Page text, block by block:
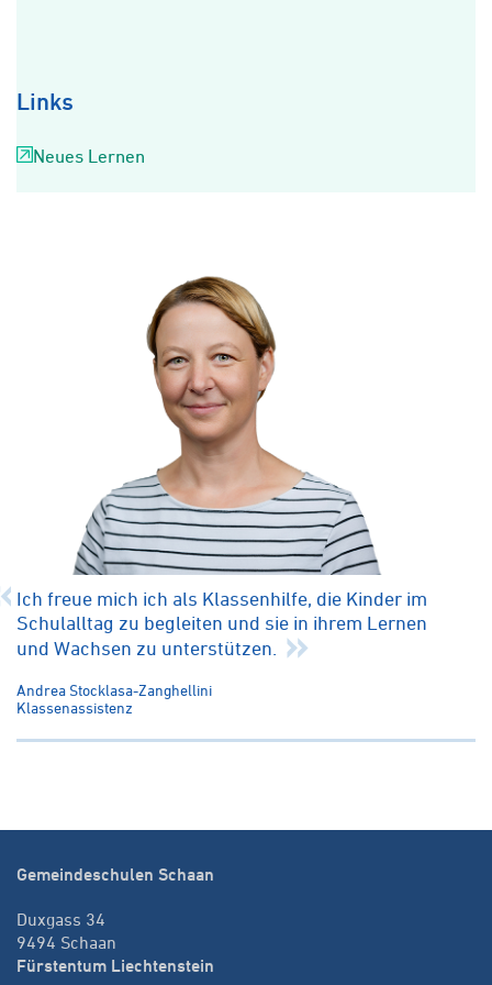
Links
Neues Lernen
Ich freue mich ich als Klassenhilfe, die Kinder im
Schulalltag zu begleiten und sie in ihrem Lernen
und Wachsen zu unterstützen.
Andrea Stocklasa-Zanghellini
Klassenassistenz
Gemeindeschulen Schaan
Duxgass 34
9494 Schaan
Fürstentum Liechtenstein